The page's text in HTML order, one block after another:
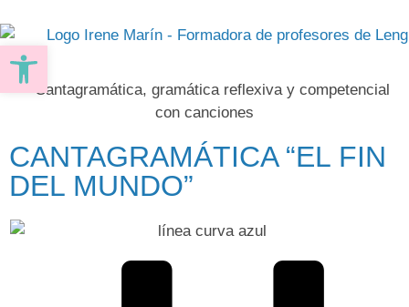
CANTAGRAMÁTICA “EL FIN
DEL MUNDO”
Abrir barra de herramientas